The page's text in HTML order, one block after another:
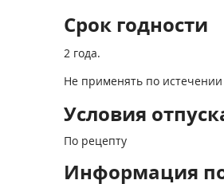
Срок годности
2 года.
Не применять по истечении
Условия
По рецепту
Информация